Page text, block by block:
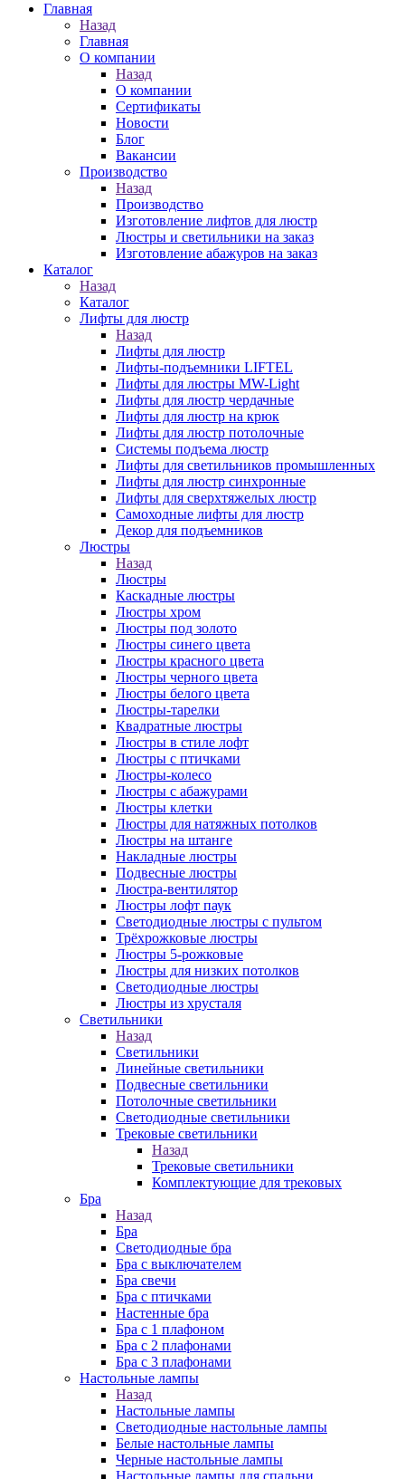
Главная
Назад
Главная
О компании
Назад
О компании
Сертификаты
Новости
Блог
Вакансии
Производство
Назад
Производство
Изготовление лифтов для люстр
Люстры и светильники на заказ
Изготовление абажуров на заказ
Каталог
Назад
Каталог
Лифты для люстр
Назад
Лифты для люстр
Лифты-подъемники LIFTEL
Лифты для люстры MW-Light
Лифты для люстр чердачные
Лифты для люстр на крюк
Лифты для люстр потолочные
Системы подъема люстр
Лифты для светильников промышленных
Лифты для люстр синхронные
Лифты для сверхтяжелых люстр
Самоходные лифты для люстр
Декор для подъемников
Люстры
Назад
Люстры
Каскадные люстры
Люстры хром
Люстры под золото
Люстры синего цвета
Люстры красного цвета
Люстры черного цвета
Люстры белого цвета
Люстры-тарелки
Квадратные люстры
Люстры в стиле лофт
Люстры с птичками
Люстры-колесо
Люстры с абажурами
Люстры клетки
Люстры для натяжных потолков
Люстры на штанге
Накладные люстры
Подвесные люстры
Люстра-вентилятор
Люстры лофт паук
Светодиодные люстры с пультом
Трёхрожковые люстры
Люстры 5-рожковые
Люстры для низких потолков
Cветодиодные люстры
Люстры из хрусталя
Светильники
Назад
Светильники
Линейные светильники
Подвесные светильники
Потолочные светильники
Светодиодные светильники
Трековые светильники
Назад
Трековые светильники
Комплектующие для трековых
Бра
Назад
Бра
Светодиодные бра
Бра с выключателем
Бра свечи
Бра с птичками
Настенные бра
Бра с 1 плафоном
Бра с 2 плафонами
Бра с 3 плафонами
Настольные лампы
Назад
Настольные лампы
Светодиодные настольные лампы
Белые настольные лампы
Черные настольные лампы
Настольные лампы для спальни